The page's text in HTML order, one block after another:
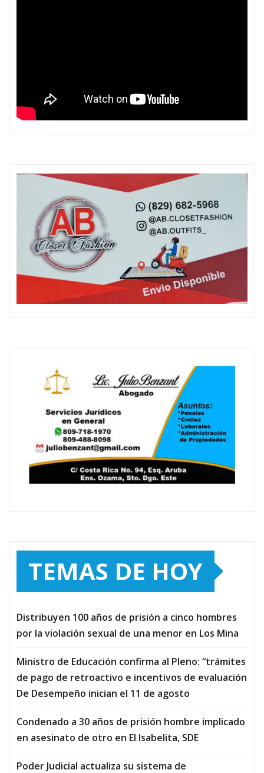
TEMAS DE HOY
Distribuyen 100 años de prisión a cinco hombres
por la violación sexual de una menor en Los Mina
Ministro de Educación confirma al Pleno: “trámites
de pago de retroactivo e incentivos de evaluación
De Desempeño inician el 11 de agosto
Condenado a 30 años de prisión hombre implicado
en asesinato de otro en El Isabelita, SDE
Poder Judicial actualiza su sistema de